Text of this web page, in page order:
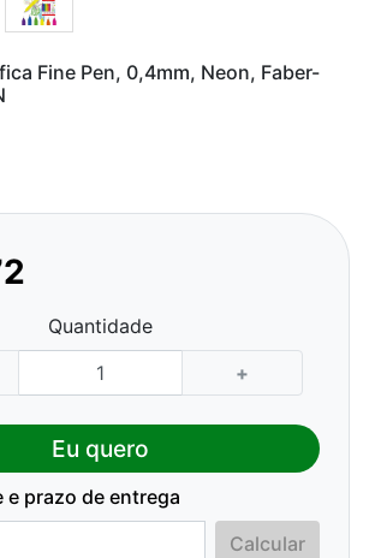
Fine Pen, 0,4mm, Neon, Faber-
Quantidade
+
Eu quero
e prazo de entrega
Calcular